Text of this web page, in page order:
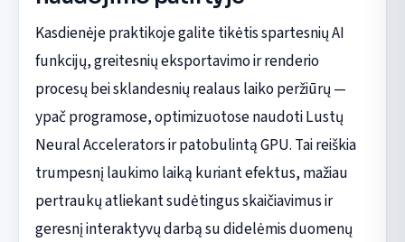
Kasdienėje praktikoje galite tikėtis spartesnių AI
funkcijų, greitesnių eksportavimo ir renderio
procesų bei sklandesnių realaus laiko peržiūrų —
ypač programose, optimizuotose naudoti Lustų
Neural Accelerators ir patobulintą GPU. Tai reiškia
trumpesnį laukimo laiką kuriant efektus, mažiau
pertraukų atliekant sudėtingus skaičiavimus ir
geresnį interaktyvų darbą su didelėmis duomenų